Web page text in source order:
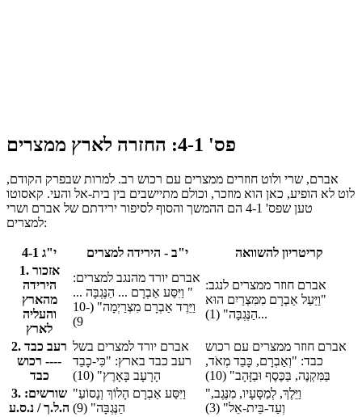
פס' 4-1: החזרה לארץ ממצרים
אברם, שרי ולוט חוזרים ממצרים עם רכוש רב. למרות שבפרק הקודם,
לוט לא הופיע, כאן הוא מוזכר, וכולם מתיישבים בין בית-אל והעי. קאסוטו
טען שפס' 4-1 הם ההמשך והסוף לסיפור ירידתם של אברם ושרי
למצרים:
י"ג 4-1 י"ב - הירידה למצרים
קריטריון להשוואה
1. אזכור
הירידה
מהארץ
והעליה
לארץ
אברם יורד מהנגב למצרים:
" וַיִּסַּע אַבְרָם ... הַנֶּגְבָּה ...
וַיֵּרֶד אַבְרָם מִצְרַיְמָה" (10-
9)
אברם חוזר ממצרים לנגב:
"וַיַּעַל אַבְרָם מִמִּצְרַיִם הוּא
...הַנֶּגְבָּה" (1)
2. רעב כבד
---- רכוש
כבד
אברם יורד למצרים בשל
רעב כבד בארץ: "כִּי-כָבֵד
הָרָעָב בָּאָרֶץ" (10)
אברם חוזר ממצרים עם רכוש
כבד: "וְאַבְרָם, כָּבֵד מְאֹד,
בַּמִּקְנֶה, בַּכֶּסֶף וּבַזָּהָב" (10)
3. שורשים:
ה.ל.ך / נ.ס.ע
"וַיִּסַּע אַבְרָם הָלוֹךְ וְנָסוֹעַ
הַנֶּגְבָּה" (9)
"וַיֵּלֶךְ, לְמַסָּעָיו, מִנֶּגֶב,
וְעַד-בֵּית-אֵל" (3)